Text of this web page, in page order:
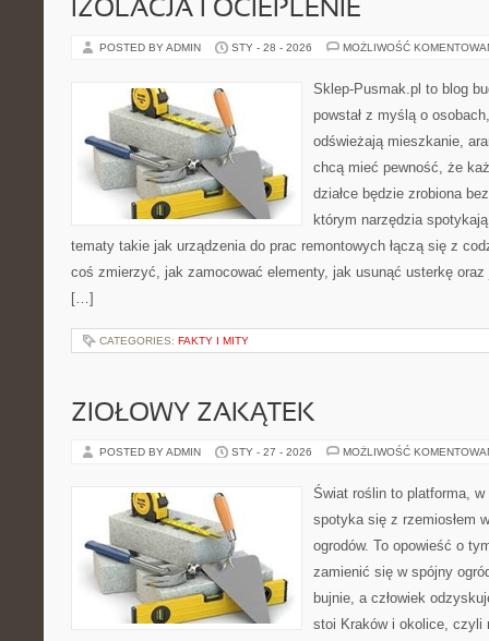
IZOLACJA I OCIEPLENIE
POSTED BY ADMIN STY - 28 - 2026 MOŻLIWOŚĆ
Sklep-Pusmak.pl to blog
powstał z myślą o
odświeżają mieszkanie,
chcą mieć pewność, że
działce będzie zrobiona
którym narzędzia
tematy takie jak urządzenia do prac remontowych łączą się z
coś zmierzyć, jak zamocować elementy, jak usunąć usterkę
[…]
CATEGORIES: FAKTY I MITY
ZIOŁOWY ZAKĄTEK
POSTED BY ADMIN STY - 27 - 2026 MOŻLIWOŚĆ
Świat roślin to platforma, w
spotyka się z rzemiosłem
ogrodów. To opowieść o
zamienić się w spójny
bujnie, a człowiek
stoi Kraków i okolice, czyli